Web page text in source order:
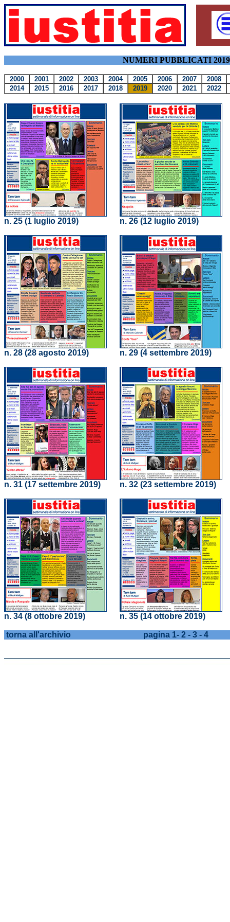
NUMERI PUBBLICATI 2019
2000 2001 2002 2003 2004 2005 2006 2007
2008
2014
2015 2016 2017 2018 2019 2020 2021 2022
n. 25 (1 luglio 2019) n. 26 (12 luglio 2019)
n. 28 (28 agosto 2019) n. 29 (4 settembre 2019)
n. 31 (17 settembre 2019) n. 32 (23 settembre 2019)
n. 34 (8 ottobre 2019) n. 35 (14 ottobre 2019)
torna all'archivio pagina 1- 2 - 3 - 4